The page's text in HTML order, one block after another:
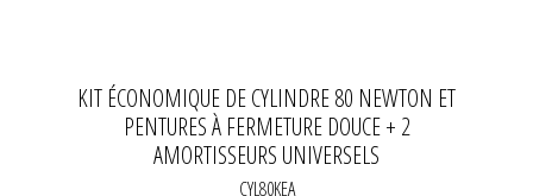
KIT ÉCONOMIQUE DE CYLINDRE 80 NEWTON ET
PENTURES À FERMETURE DOUCE + 2
AMORTISSEURS UNIVERSELS
CYL80KEA